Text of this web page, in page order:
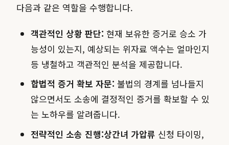
다음과 같은 역할을 수행합니다.
객관적인 상황 판단: 현재 보유한 증거로 승소 가
능성이 있는지, 예상되는 위자료 액수는 얼마인지
등 냉철하고 객관적인 분석을 제공합니다.
합법적 증거 확보 자문: 불법의 경계를 넘나들지
않으면서도 소송에 결정적인 증거를 확보할 수 있
는 노하우를 알려줍니다.
전략적인 소송 진행:상간녀 가압류 신청 타이밍,